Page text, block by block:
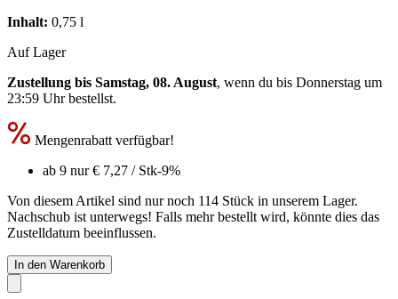
Inhalt: 0,75 l
Auf Lager
Zustellung bis Samstag, 08. August, wenn du bis Donnerstag um
23:59 Uhrbestellst.
Mengenrabatt verfügbar!
ab 9 nur€ 7,27 / Stk-9%
Von diesem Artikel sind nur noch 114 Stück in unserem Lager.
Nachschub ist unterwegs! Falls mehr bestellt wird, könnte dies das
Zustelldatum beeinflussen.
In den Warenkorb